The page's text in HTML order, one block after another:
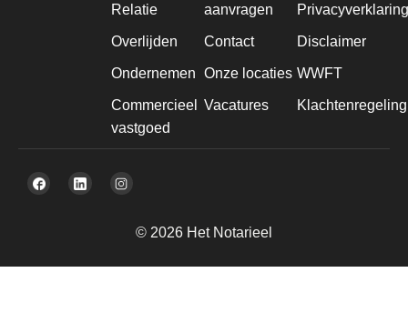
Relatie
Overlijden
Ondernemen
Commercieel
vastgoed
aanvragen
Contact
Onze locaties
Vacatures
Privacyverklaring
Disclaimer
WWFT
Klachtenregeling
© 2026 Het Notarieel